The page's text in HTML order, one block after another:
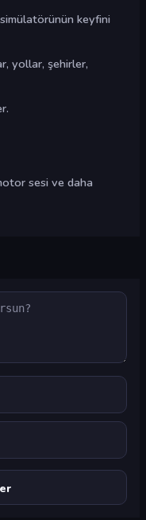
keyfini
yollar, şehirler,
sesi ve daha